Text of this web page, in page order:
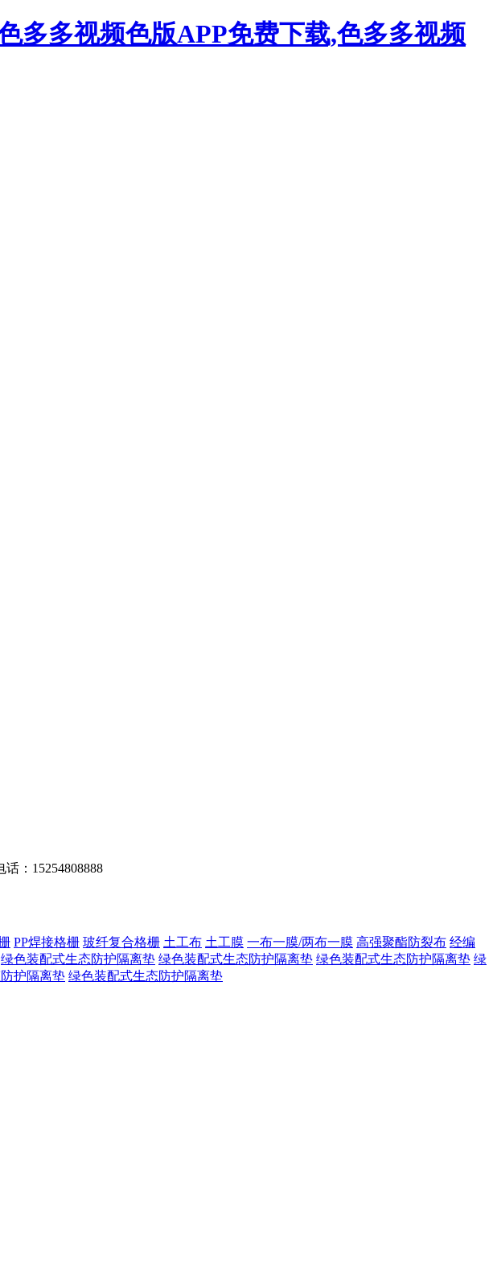
多多视频色版APP免费下载,色多多视频
：15254808888
PP焊接格栅 玻纤复合格栅 土工布 土工膜 一布一膜/两布一膜 高强聚酯防裂布 经编
绿色装配式生态防护隔离垫 绿色装配式生态防护隔离垫 绿色装配式生态防护隔离垫 绿
护隔离垫 绿色装配式生态防护隔离垫